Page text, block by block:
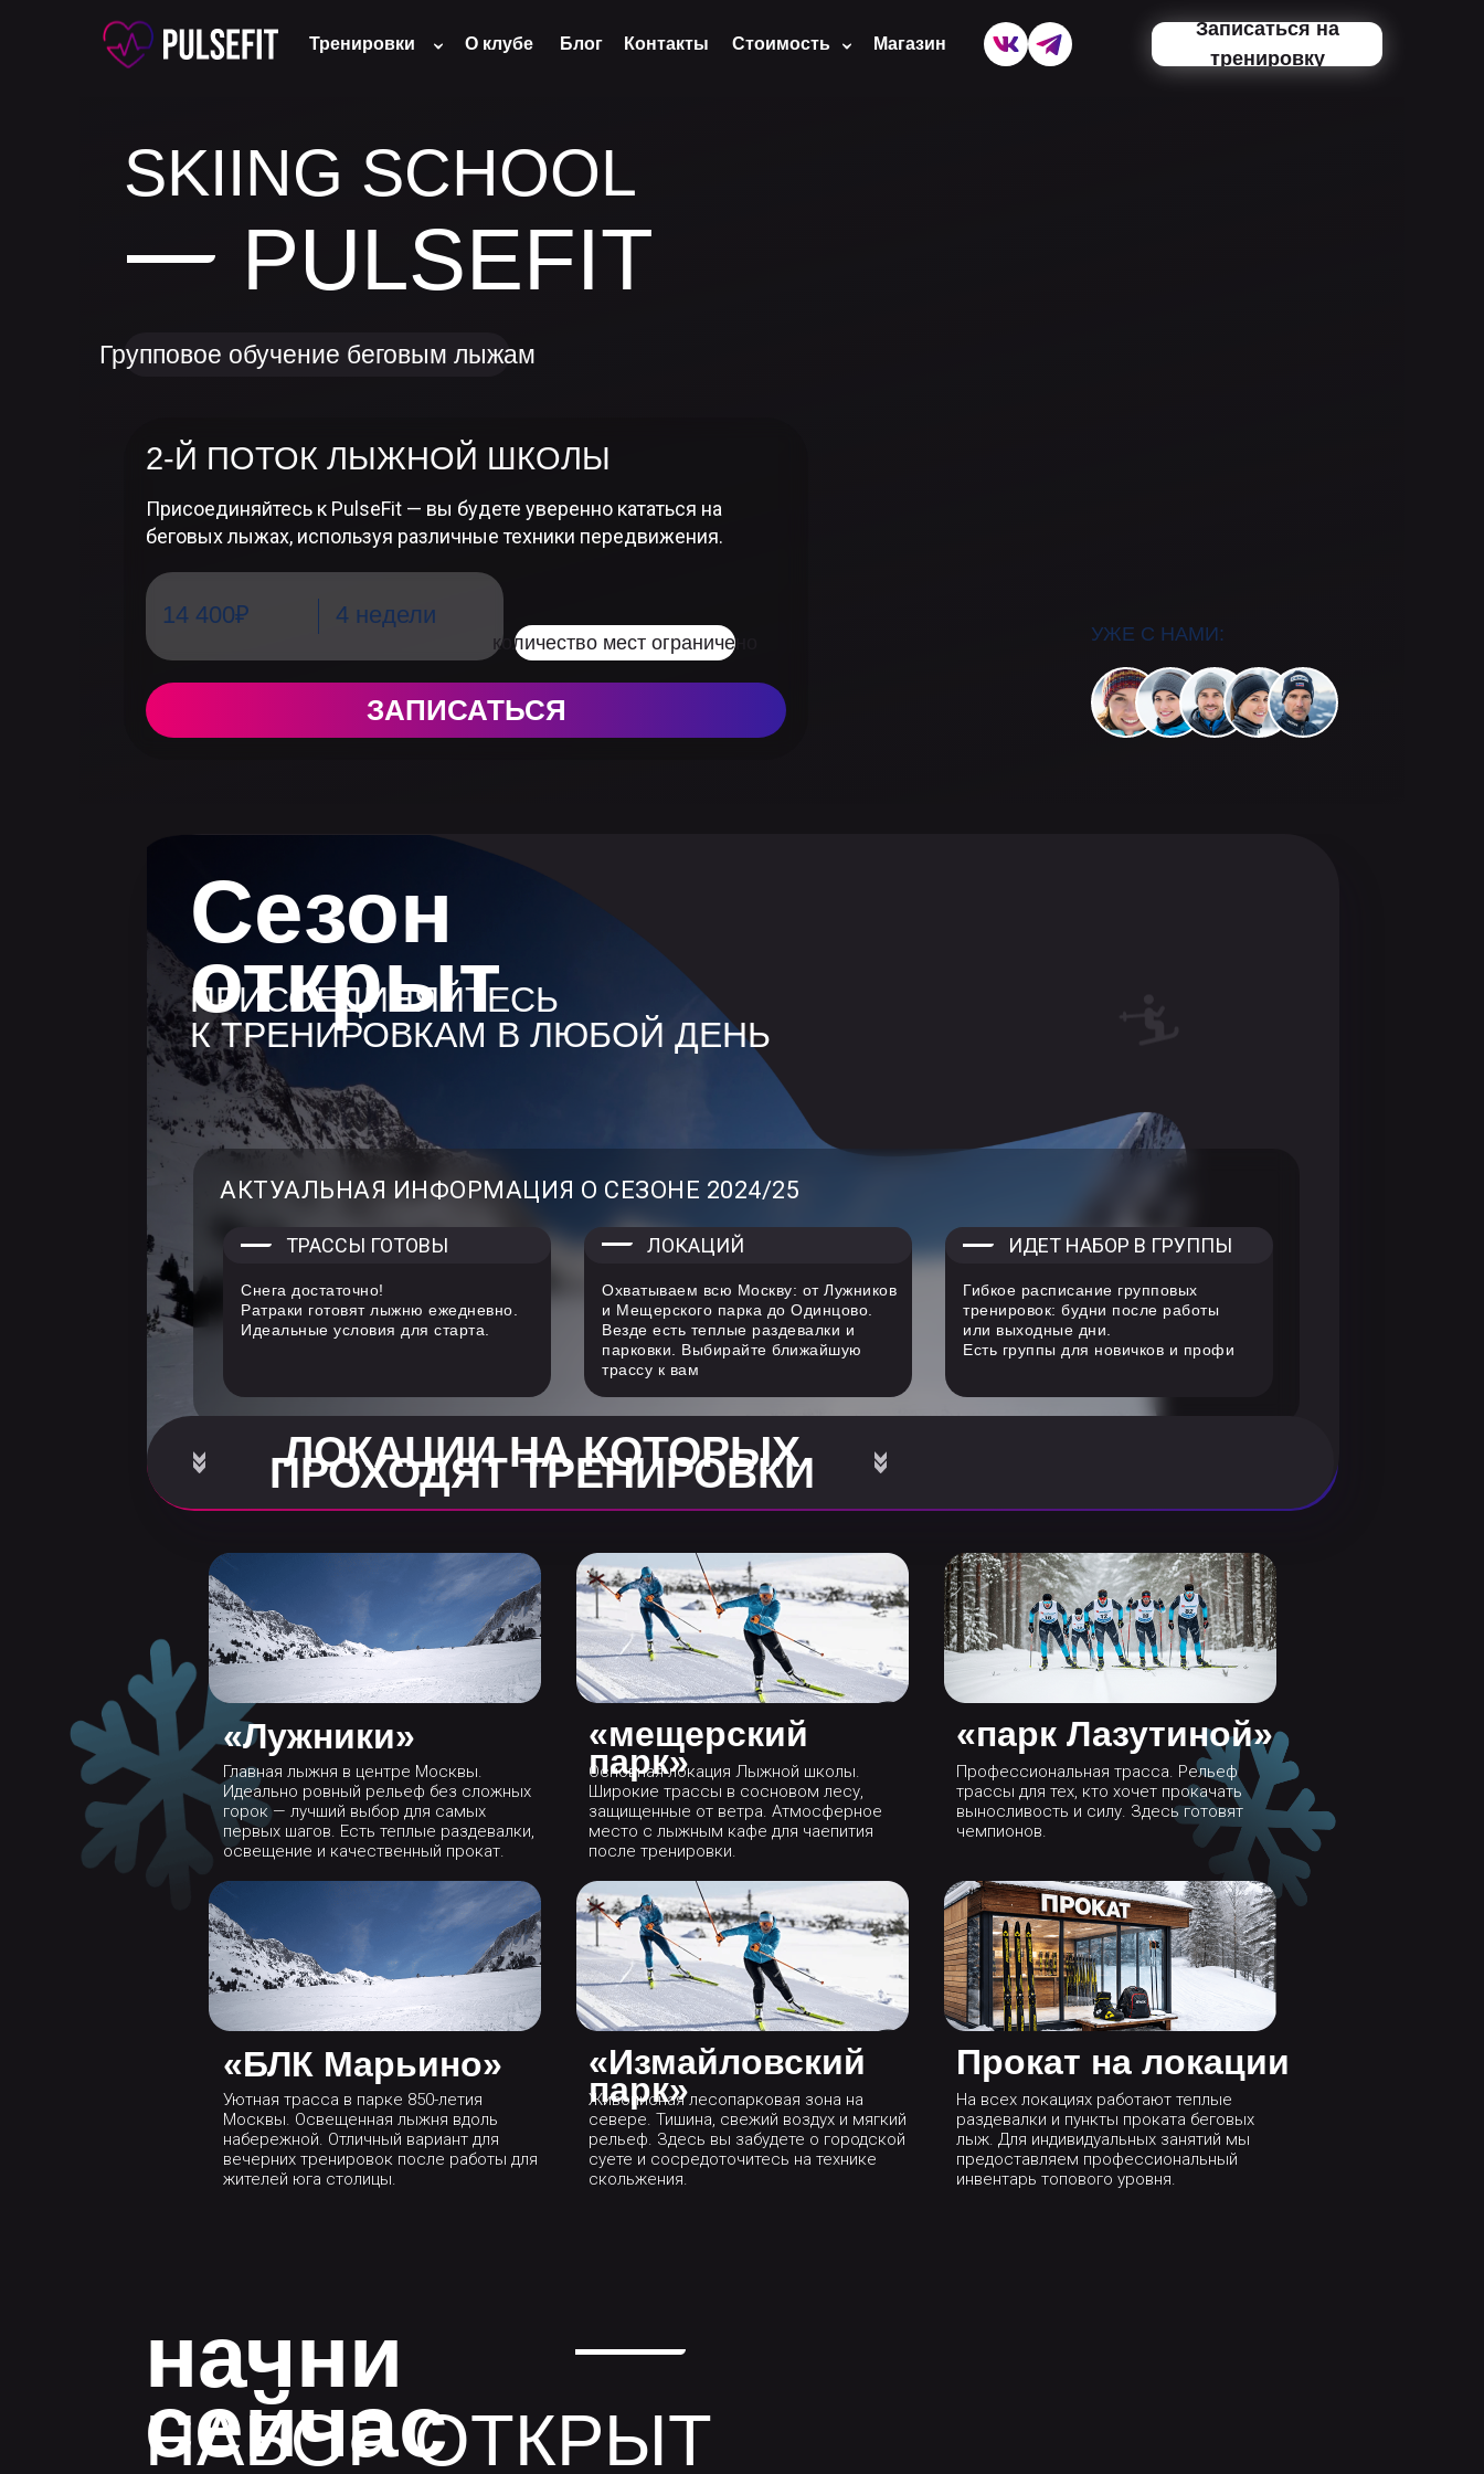
Записаться на
тренировку
Тренировки О клубе Блог Контакты Магазин
Стоимость
4 недели
14 400₽
количество мест ограничено
Групповое обучение беговым лыжам
PULSEFIT
SKIING SCHOOL
2-Й ПОТОК ЛЫЖНОЙ ШКОЛЫ
ЗАПИСАТЬСЯ
Присоединяйтесь к PulseFit — вы будете уверенно кататься на
беговых лыжах, используя различные техники передвижения.
УЖЕ С НАМИ:
АКТУАЛЬНАЯ ИНФОРМАЦИЯ О СЕЗОНЕ 2024/25
ПРИСОЕДИНЯЙТЕСЬ
К ТРЕНИРОВКАМ В ЛЮБОЙ ДЕНЬ
Сезон
открыт
ТРАССЫ ГОТОВЫ
Снега достаточно!
Ратраки готовят лыжню ежедневно.
Идеальные условия для старта.
ЛОКАЦИЙ
Охватываем всю Москву: от Лужников
и Мещерского парка до Одинцово.
Везде есть теплые раздевалки и
парковки. Выбирайте ближайшую
трассу к вам
ИДЕТ НАБОР В ГРУППЫ
Гибкое расписание групповых
тренировок: будни после работы
или выходные дни.
Есть группы для новичков и профи
ЛОКАЦИИ НА КОТОРЫХ
ПРОХОДЯТ ТРЕНИРОВКИ
«Лужники»
Главная лыжня в центре Москвы.
Идеально ровный рельеф без сложных
горок — лучший выбор для самых
первых шагов. Есть теплые раздевалки,
освещение и качественный прокат.
«мещерский
парк»
Основная локация Лыжной школы.
Широкие трассы в сосновом лесу,
защищенные от ветра. Атмосферное
место с лыжным кафе для чаепития
после тренировки.
«парк Лазутиной»
Профессиональная трасса. Рельеф
трассы для тех, кто хочет прокачать
выносливость и силу. Здесь готовят
чемпионов.
«БЛК Марьино»
Уютная трасса в парке 850-летия
Москвы. Освещенная лыжня вдоль
набережной. Отличный вариант для
вечерних тренировок после работы для
жителей юга столицы.
«Измайловский
парк»
Живописная лесопарковая зона на
севере. Тишина, свежий воздух и мягкий
рельеф. Здесь вы забудете о городской
суете и сосредоточитесь на технике
скольжения.
Прокат на локации
На всех локациях работают теплые
раздевалки и пункты проката беговых
лыж. Для индивидуальных занятий мы
предоставляем профессиональный
инвентарь топового уровня.
начни
сейчас
НАБОР ОТКРЫТ